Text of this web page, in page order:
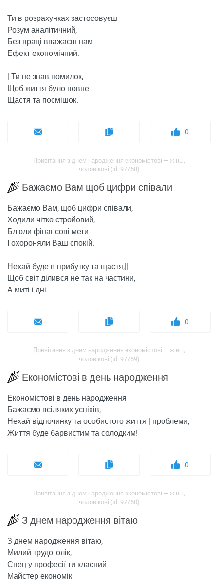
Ти в розрахунках застосовуєш
Розум аналітичний,
Без праці вважаєш нам
Ефект економічний.
| Ти не знав помилок,
Щоб життя було повне
Щастя та посмішок.
0
Привітання з днем ​​народження економістові — жінці,
чоловікові (id: 97758)
Бажаємо Вам щоб цифри співали
Бажаємо Вам, щоб цифри співали,
Ходили чітко стройовий,
Блюли фінансові мети
І охороняли Ваш спокій.
Нехай буде в прибутку та щастя,||
Щоб світ ділився не так на частини,
А миті і дні.
0
Привітання з днем ​​народження економістові — жінці,
чоловікові (id: 97759)
Економістові в день народження
Економістові в день народження
Бажаємо всіляких успіхів,
Нехай відпочинку та особистого життя | проблеми,
Життя буде барвистим та солодким!
0
Привітання з днем ​​народження економістові — жінці,
чоловікові (id: 97760)
З днем ​​народження вітаю
З днем ​​народження вітаю,
Милий трудоголік,
Спец у професії ти класний
Майстер економік.